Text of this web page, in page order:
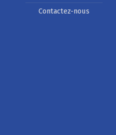
Contactez-nous